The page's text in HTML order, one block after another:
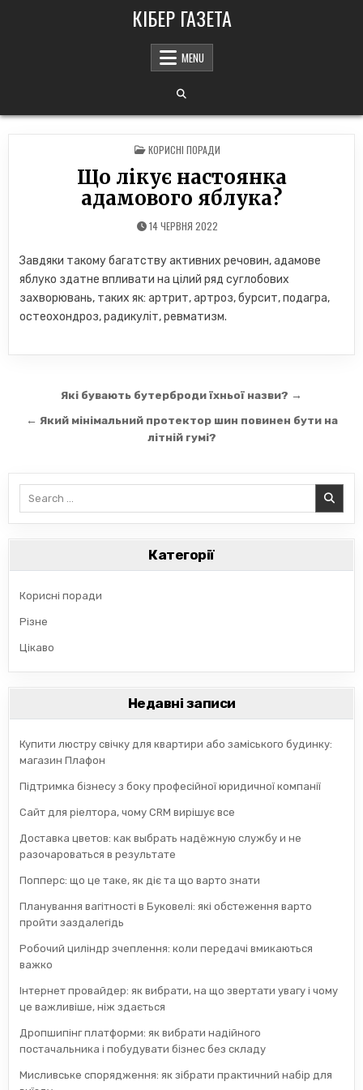
КІБЕР ГАЗЕТА
MENU
POSTED
IN
КОРИСНІ ПОРАДИ
Що лікує настоянка
адамового яблука?
14 ЧЕРВНЯ 2022
Завдяки такому багатству активних речовин, адамове
яблуко здатне впливати на цілий ряд суглобових
захворювань, таких як: артрит, артроз, бурсит, подагра,
остеохондроз, радикуліт, ревматизм.
Навігація
записів
Які бувають бутерброди їхньої назви? →
← Який мінімальний протектор шин повинен бути на
літній гумі?
Категорії
Корисні поради
Різне
Цікаво
Недавні записи
Купити люстру свічку для квартири або заміського будинку:
магазин Плафон
Підтримка бізнесу з боку професійної юридичної компанії
Сайт для ріелтора, чому CRM вирішує все
Доставка цветов: как выбрать надёжную службу и не
разочароваться в результате
Попперс: що це таке, як діє та що варто знати
Планування вагітності в Буковелі: які обстеження варто
пройти заздалегідь
Робочий циліндр зчеплення: коли передачі вмикаються
важко
Інтернет провайдер: як вибрати, на що звертати увагу і чому
це важливіше, ніж здається
Дропшипінг платформи: як вибрати надійного
постачальника і побудувати бізнес без складу
Мисливське спорядження: як зібрати практичний набір для